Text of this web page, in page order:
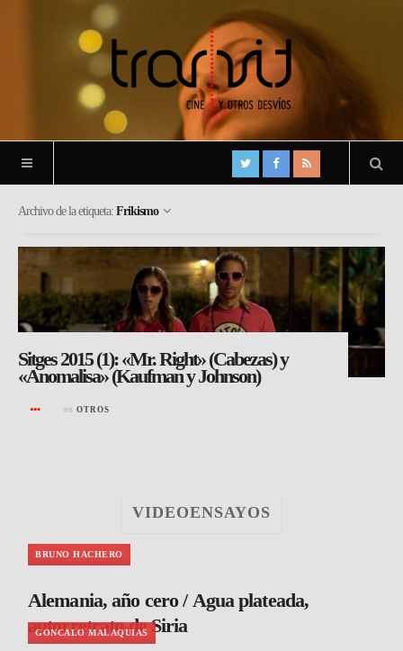
Archivo de la etiqueta: Frikismo
Sitges 2015 (1): «Mr. Right» (Cabezas) y
«Anomalisa» (Kaufman y Johnson)
en OTROS
VIDEOENSAYOS
BRUNO HACHERO
Alemania, año cero / Agua plateada,
autorretrato de Siria
GONCALO MALAQUIAS